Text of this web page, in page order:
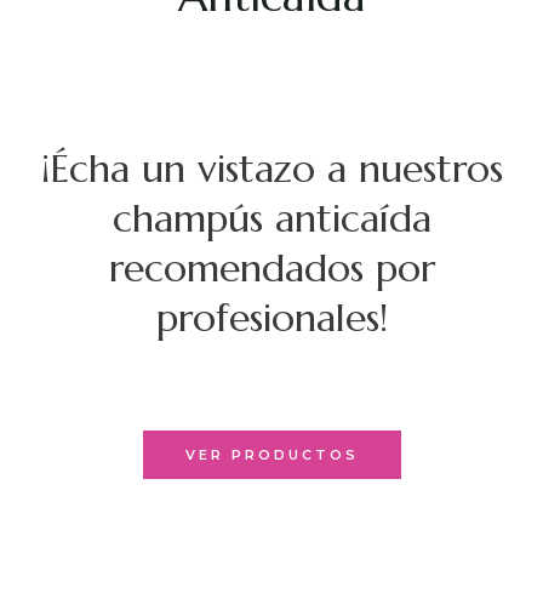
¡Écha un vistazo a nuestros
champús anticaída
recomendados por
profesionales!
VER PRODUCTOS